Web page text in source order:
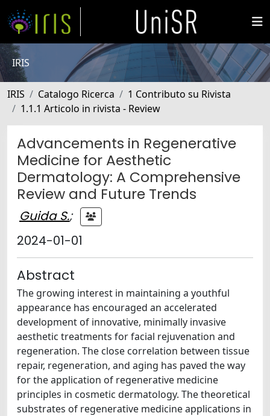
IRIS
IRIS Catalogo Ricerca
1 Contributo su Rivista
1.1.1 Articolo in rivista - Review
Advancements in Regenerative
Medicine for Aesthetic
Dermatology: A Comprehensive
Review and Future Trends
Guida S.;
2024-01-01
Abstract
The growing interest in maintaining a youthful
appearance has encouraged an accelerated
development of innovative, minimally invasive
aesthetic treatments for facial rejuvenation and
regeneration. The close correlation between tissue
repair, regeneration, and aging has paved the way
for the application of regenerative medicine
principles in cosmetic dermatology. The theoretical
substrates of regenerative medicine applications in